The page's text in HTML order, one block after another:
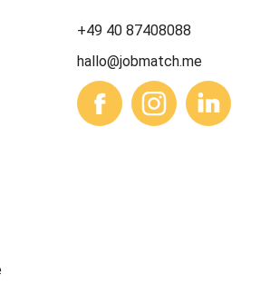
+49 40 87408088
hallo@jobmatch.me